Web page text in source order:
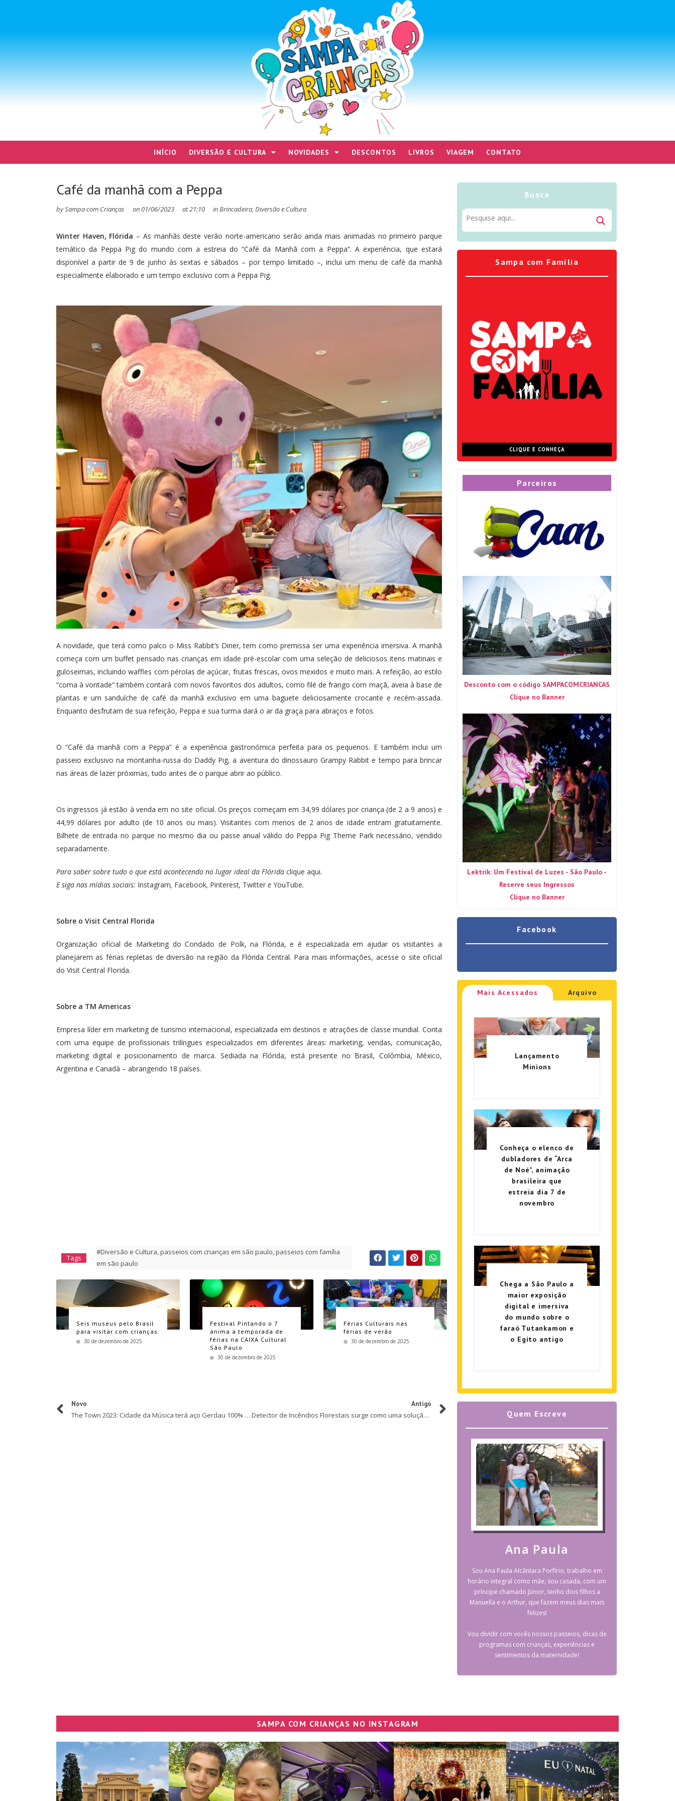
INÍCIO DIVERSÃO E CULTURA NOVIDADES DESCONTOS LIVROS VIAGEM CONTATO
Café da manhã com a Peppa
bySampa com Crianças on01/06/2023 at21:10 inBrincadeira, Diversão e Cultura
Winter Haven, Flórida – As manhãs deste verão norte-americano serão ainda mais animadas no primeiro parque
temático da Peppa Pig do mundo com a estreia do “Café da Manhã com a Peppa”. A experiência, que estará
disponível a partir de 9 de junho às sextas e sábados – por tempo limitado –, inclui um menu de café da manhã
especialmente elaborado e um tempo exclusivo com a Peppa Pig.
A novidade, que terá como palco o Miss Rabbit’s Diner, tem como premissa ser uma experiência imersiva. A manhã
começa com um buffet pensado nas crianças em idade pré-escolar com uma seleção de deliciosos itens matinais e
guloseimas, incluindo waffles com pérolas de açúcar, frutas frescas, ovos mexidos e muito mais. A refeição, ao estilo
“coma à vontade” também contará com novos favoritos dos adultos, como filé de frango com maçã, aveia à base de
plantas e um sanduíche de café da manhã exclusivo em uma baguete deliciosamente crocante e recém-assada.
Enquanto desfrutam de sua refeição, Peppa e sua turma dará o ar da graça para abraços e fotos.
O “Café da manhã com a Peppa” é a experiência gastronómica perfeita para os pequenos. E também inclui um
passeio exclusivo na montanha-russa do Daddy Pig, a aventura do dinossauro Grampy Rabbit e tempo para brincar
nas áreas de lazer próximas, tudo antes de o parque abrir ao público.
Os ingressos já estão à venda em no site oficial. Os preços começam em 34,99 dólares por criança (de 2 a 9 anos) e
44,99 dólares por adulto (de 10 anos ou mais). Visitantes com menos de 2 anos de idade entram gratuitamente.
Bilhete de entrada no parque no mesmo dia ou passe anual válido do Peppa Pig Theme Park necessário, vendido
separadamente.
Para saber sobre tudo o que está acontecendo no lugar ideal da Flórida clique aqui.
E siga nas mídias sociais: Instagram, Facebook, Pinterest, Twitter e YouTube.
Sobre o Visit Central Florida
Organização oficial de Marketing do Condado de Polk, na Flórida, e é especializada em ajudar os visitantes a
planejarem as férias repletas de diversão na região da Flórida Central. Para mais informações, acesse o site oficial
do Visit Central Florida.
Sobre a TM Americas
Empresa líder em marketing de turismo internacional, especializada em destinos e atrações de classe mundial. Conta
com uma equipe de profissionais trilíngues especializados em diferentes áreas: marketing, vendas, comunicação,
marketing digital e posicionamento de marca. Sediada na Flórida, está presente no Brasil, Colômbia, México,
Argentina e Canadá – abrangendo 18 países.
Tags
#Diversão e Cultura,passeios com crianças em são paulo,passeios com família
em são paulo
Seis museus pelo Brasil
para visitar com crianças
30 de dezembro de 2025
Festival Pintando o 7
anima a temporada de
férias na CAIXA Cultural
São Paulo
30 de dezembro de 2025
Férias Culturais nas
férias de verão
30 de dezembro de 2025
Novo
The Town 2023: Cidade da Música terá aço Gerdau 100% reciclável
Antigo
Detector de Incêndios Florestais surge como uma solução vital para auxiliar a Defesa Civil no combate aos incêndios florestais
Busca
Sampa com Família
CLIQUE E CONHEÇA
Parceiros
Desconto com o código SAMPACOMCRIANCAS
Clique no Banner
Lektrik: Um Festival de Luzes - São Paulo -
Reserve seus Ingressos
Clique no Banner
Facebook
Mais Acessados Arquivo
Lançamento
Minions
Conheça o elenco de
dubladores de “Arca
de Noé”, animação
brasileira que
estreia dia 7 de
novembro
Chega a São Paulo a
maior exposição
digital e imersiva
do mundo sobre o
faraó Tutankamon e
o Egito antigo
Quem Escreve
Ana Paula
Sou Ana Paula Alcântara Porfírio, trabalho em
horário integral como mãe, sou casada, com um
príncipe chamado Júnior, tenho dois filhos a
Manuella e o Arthur, que fazem meus dias mais
felizes!
Vou dividir com vocês nossos passeios, dicas de
programas com crianças, experiências e
sentimentos da maternidade!
SAMPA COM CRIANÇAS NO INSTAGRAM